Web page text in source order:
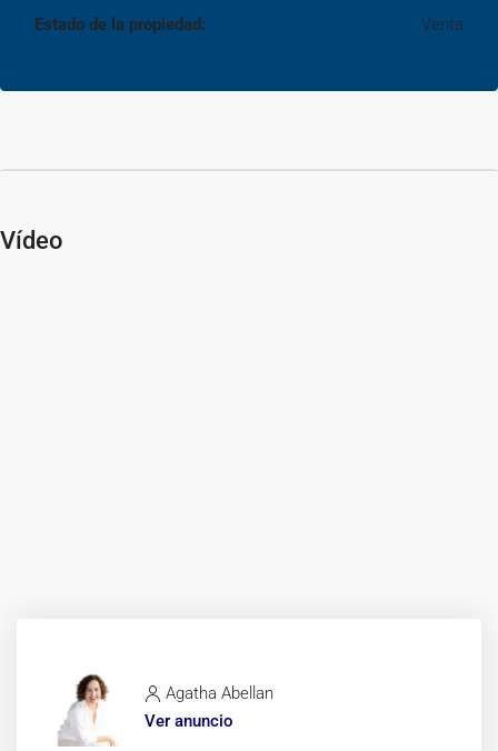
Estado de la propiedad: Venta
Vídeo
Agatha Abellan
Ver anuncio